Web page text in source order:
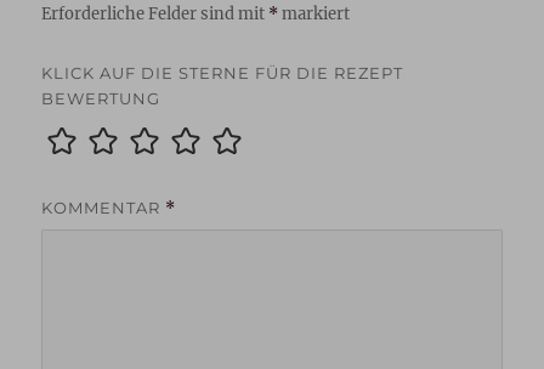
Erforderliche Felder sind mit *markiert
KLICK AUF DIE STERNE FÜR DIE REZEPT
BEWERTUNG
KOMMENTAR *